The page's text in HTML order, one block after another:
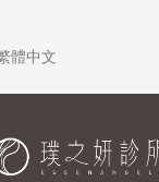
體中文